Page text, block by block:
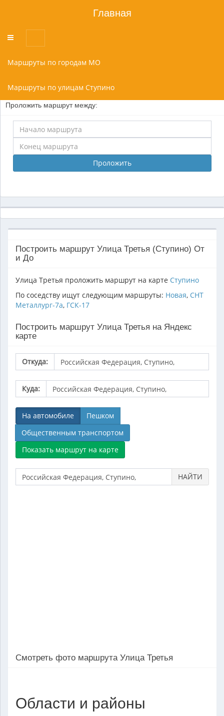
Главная
Переключатель
меню
Маршруты по городам МО
Маршруты по улицам Ступино
Проложить маршрут между:
Проложить
Построить маршрут Улица Третья (Ступино) От
и До
Улица Третья проложить маршрут на карте Ступино
По соседству ищут следующим маршруты: Новая, СНТ
Металлург-7а, ГСК-17
Построить маршрут Улица Третья на Яндекс
карте
Откуда:
Куда:
На автомобиле
Пешком
Общественным транспортом
НАЙТИ
Смотреть фото маршрута Улица Третья
Области и районы